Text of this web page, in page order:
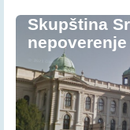
Skupština